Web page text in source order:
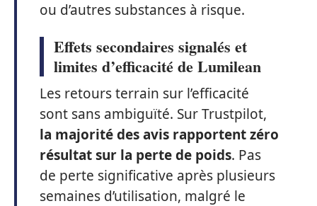
ou d’autres substances à risque.
Effets secondaires signalés et
limites d’efficacité de Lumilean
Les retours terrain sur l’efficacité
sont sans ambiguïté. Sur Trustpilot,
la majorité des avis rapportent zéro
résultat sur la perte de poids. Pas
de perte significative après plusieurs
semaines d’utilisation, malgré le